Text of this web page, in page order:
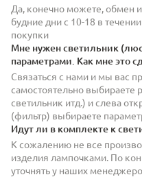
Да, конечно можете, обмен
будние дни с 10-18 в
покупки
Мне нужен светильник
параметрами. Как мне это
Связаться с нами и мы вас
самостоятельно выбираете
светильник итд.) и слева
(фильтр) выбираете
Идут ли в комплекте к
К сожалению не все
изделия лампочками. По
уточнять у наших